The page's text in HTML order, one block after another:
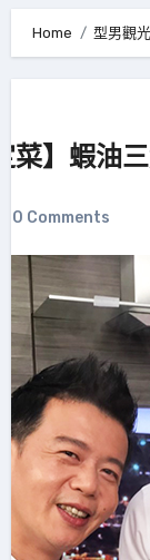
Home 型男觀
菜】蝦油
0 Comments